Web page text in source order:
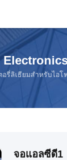
รี่ลิเธียมสำหรับไอโ
จอแอลซีดี1